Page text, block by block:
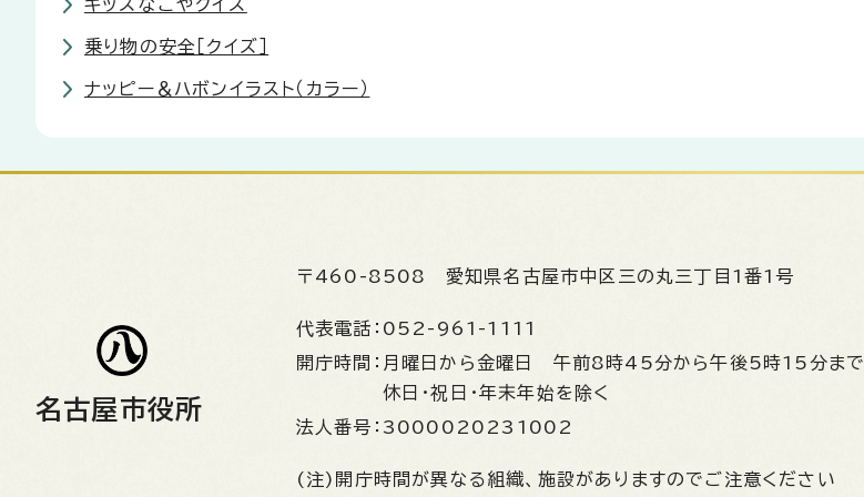
キッズなごやクイズ
乗り物の安全［クイズ］
ナッピー＆ハボンイラスト（カラー）
名古屋市役所
〒460-8508 愛知県名古屋市中区三の丸三丁目1番1号
代表電話： 052-961-1111
開庁時間： 月曜日から金曜日 午前8時45分から午後5時15分まで
休日・祝日・年末年始を除く
法人番号： 3000020231002
(注)開庁時間が異なる組織、施設がありますのでご注意ください